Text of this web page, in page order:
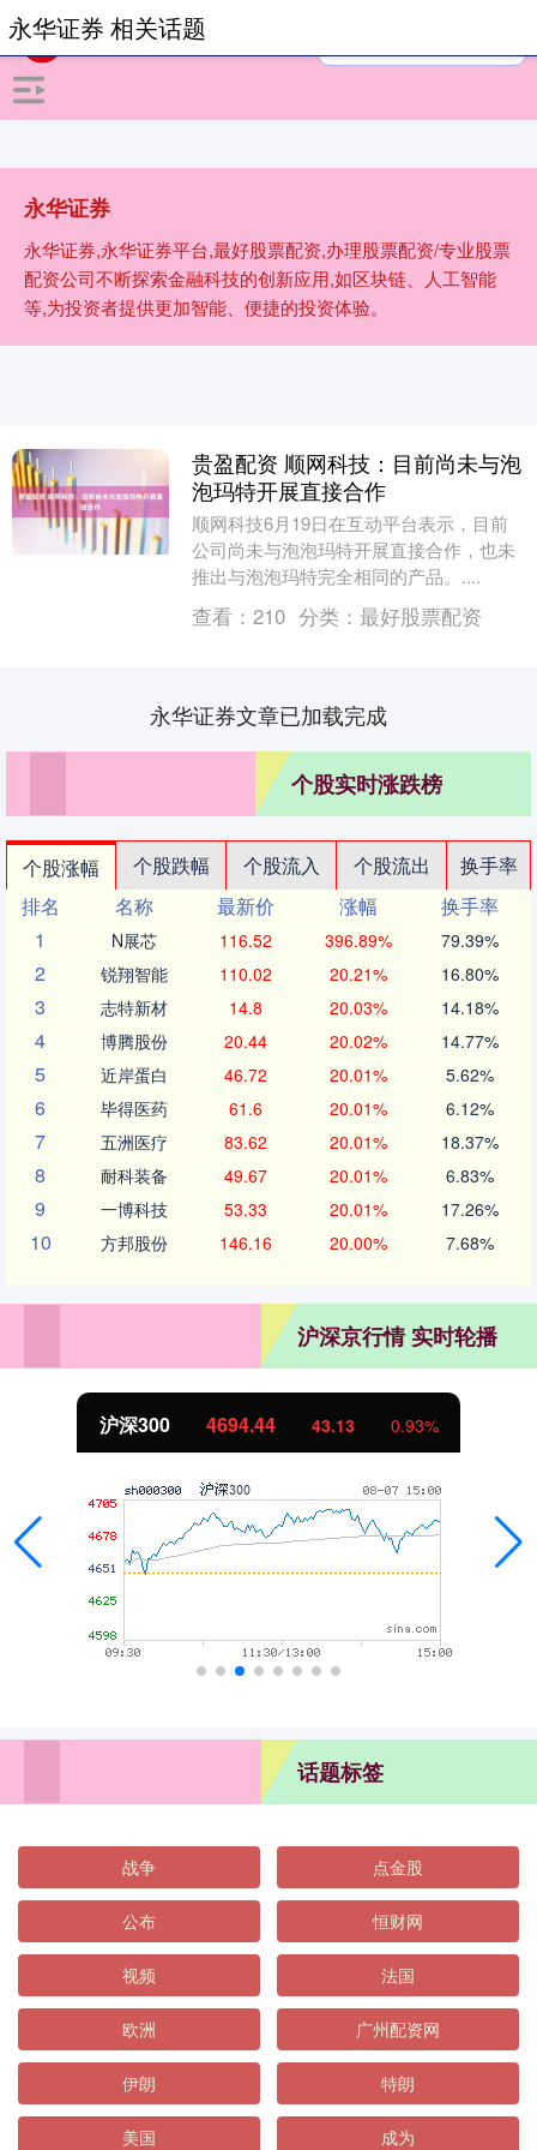
永华证券
永华证券,永华证券平台,最好股票配资,办理股票配资/专业股票
配资公司不断探索金融科技的创新应用,如区块链、人工智能
等,为投资者提供更加智能、便捷的投资体验。
永华证券 相关话题
贵盈配资 顺网科技：目前尚未与泡
泡玛特开展直接合作
顺网科技6月19日在互动平台表示，目前
公司尚未与泡泡玛特开展直接合作，也未
推出与泡泡玛特完全相同的产品。....
查看： 210 分类： 最好股票配资
永华证券文章已加载完成
个股实时涨跌榜
个股涨幅 个股跌幅 个股流入 个股流出
换手率
排名
名称 最新价 涨幅
换手率
1
N展芯 116.52 396.89% 79.39%
2 锐翔智能 110.02 20.21% 16.80%
3 志特新材 14.8 20.03% 14.18%
4 博腾股份 20.44 20.02% 14.77%
5 近岸蛋白 46.72 20.01% 5.62%
6 毕得医药 61.6 20.01% 6.12%
7 五洲医疗 83.62 20.01% 18.37%
8 耐科装备 49.67 20.01% 6.83%
9 一博科技 53.33 20.01% 17.26%
10 方邦股份 146.16 20.00% 7.68%
沪深京行情 实时轮播
沪深300 4694.44 43.13 0.93%
话题标签
战争 点金股
公布 恒财网
视频 法国
欧洲 广州配资网
伊朗 特朗
美国 成为